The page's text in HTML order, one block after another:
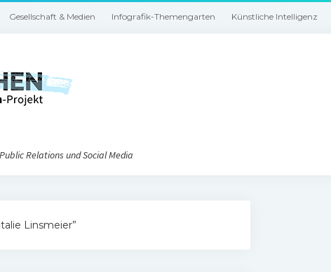
Gesellschaft & Medien Infografik-Themengarten Künstliche Intelligenz
Relations und Social Media
Linsmeier”